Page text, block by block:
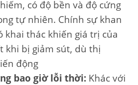
có độ bền và độ cứng
tự nhiên. Chính sự khan
khai thác khiến giá trị của
khi bị giảm sút, dù thị
động
bao giờ lỗi thời: Khác với